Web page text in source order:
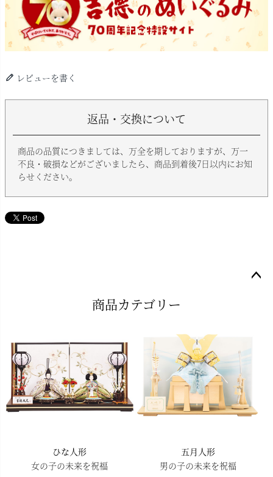
レビューを書く
返品・交換について
商品の品質につきましては、万全を期しておりますが、万一
不良・破損などがございましたら、商品到着後7日以内にお知
らせください。
商品カテゴリー
ひな人形
女の子の未来を祝福
五月人形
男の子の未来を祝福